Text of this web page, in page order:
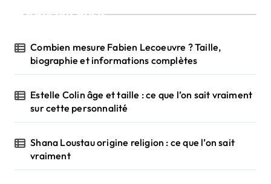
Recent Posts
Combien mesure Fabien Lecoeuvre ? Taille,
biographie et informations complètes
Estelle Colin âge et taille : ce que l’on sait vraiment
sur cette personnalité
Shana Loustau origine religion : ce que l’on sait
vraiment